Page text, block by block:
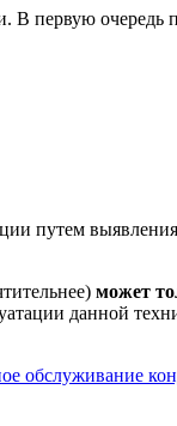
В первую
путем
может
данной
обслуживание